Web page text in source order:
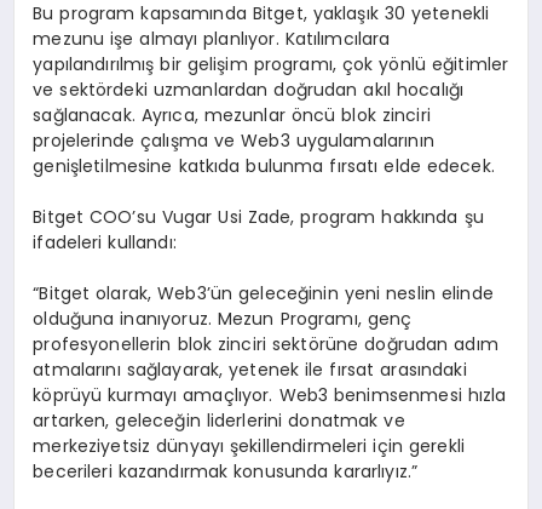
Bu program kapsamında Bitget, yaklaşık 30 yetenekli
mezunu işe almayı planlıyor. Katılımcılara
yapılandırılmış bir gelişim programı, çok yönlü eğitimler
ve sektördeki uzmanlardan doğrudan akıl hocalığı
sağlanacak. Ayrıca, mezunlar öncü blok zinciri
projelerinde çalışma ve Web3 uygulamalarının
genişletilmesine katkıda bulunma fırsatı elde edecek.
Bitget COO’su Vugar Usi Zade, program hakkında şu
ifadeleri kullandı:
“Bitget olarak, Web3’ün geleceğinin yeni neslin elinde
olduğuna inanıyoruz. Mezun Programı, genç
profesyonellerin blok zinciri sektörüne doğrudan adım
atmalarını sağlayarak, yetenek ile fırsat arasındaki
köprüyü kurmayı amaçlıyor. Web3 benimsenmesi hızla
artarken, geleceğin liderlerini donatmak ve
merkeziyetsiz dünyayı şekillendirmeleri için gerekli
becerileri kazandırmak konusunda kararlıyız.”